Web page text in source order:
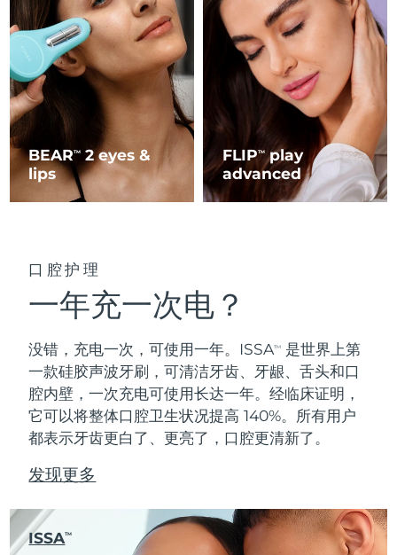
BEARTM
2 eyes &
lips
FLIPTMplay
advanced
口腔护理
一年充一次电？
没错，充电一次，可使用一年。ISSATM
是世界上第
一款硅胶声波牙刷，可清洁牙齿、牙龈、舌头和口
腔内壁，一次充电可使用长达一年。经临床证明，
它可以将整体口腔卫生状况提高 140%。所有用户
都表示牙齿更白了、更亮了，口腔更清新了。
发现更多
ISSATM